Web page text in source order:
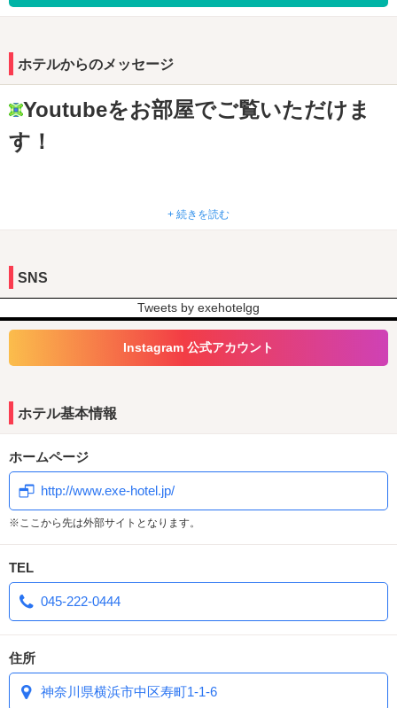
KAAT神奈川芸術劇場 徒歩12分
■予約受付中
[設備・アメニティ]
VOD/Google TV/無料Wi-Fi/3点独立/冷蔵庫/電気ケトル/サウナ/ジャ
ホテルからのメッセージ
Youtubeをお部屋でご覧いただけま
す！
コロナウイルスに対する当ホテルの
取り組みについて
コロナ対策について
当ホテルでは、今般の新型コロナウイルスによる感
染症への対策として、
お客さまに安心してご利用いただけますよう、以下
の対策を行っております。
+ 続きを読む
SNS
Tweets by exehotelgg
Instagram 公式アカウント
ホテル基本情報
ホームページ
http://www.exe-hotel.jp/
※ここから先は外部サイトとなります。
TEL
045-222-0444
住所
神奈川県横浜市中区寿町1-1-6